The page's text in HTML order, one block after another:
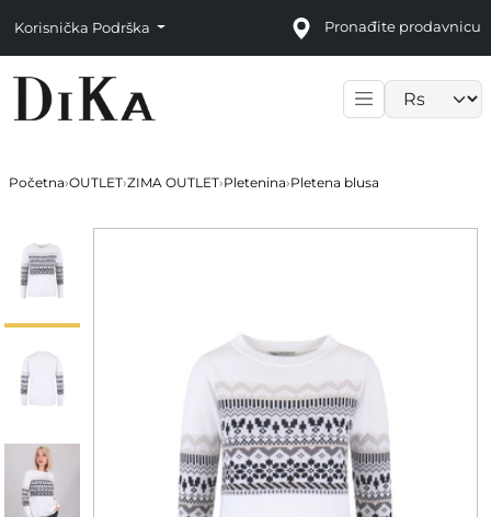
Korisnička Podrška Pronađite prodavnicu
Početna›OUTLET›ZIMA OUTLET›Pletenina›Pletena blusa